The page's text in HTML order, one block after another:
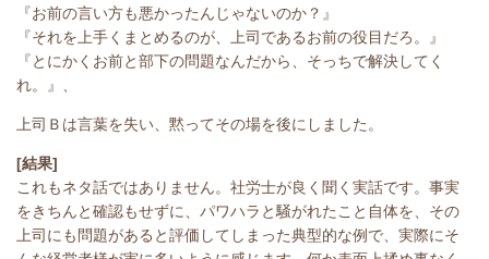
『お前の言い方も悪かったんじゃないのか？』
『それを上手くまとめるのが、上司であるお前の役目だろ。』
『とにかくお前と部下の問題なんだから、そっちで解決してく
れ。』、
上司Ｂは言葉を失い、黙ってその場を後にしました。
[結果]
これもネタ話ではありません。社労士が良く聞く実話です。事実
をきちんと確認もせずに、パワハラと騒がれたこと自体を、その
上司にも問題があると評価してしまった典型的な例で、実際にそ